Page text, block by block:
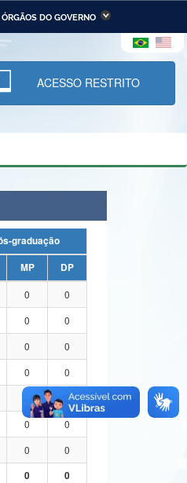
ÓRGÃOS DO GOVERNO
da Infraestrutura
da Ciência,
Inovações e
ACESSO RESTRITO
graduação
MP
DP
0
0
0
0
0
0
0
0
0
0
0
0
0
0 0